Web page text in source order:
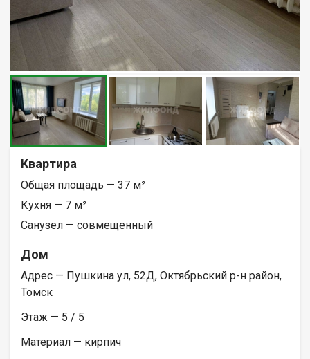
Квартира
Общая площадь — 37 м²
Кухня — 7 м²
Санузел — совмещенный
Дом
Адрес — Пушкина ул, 52Д, Октябрьский р-н район,
Томск
Этаж — 5 / 5
Материал — кирпич